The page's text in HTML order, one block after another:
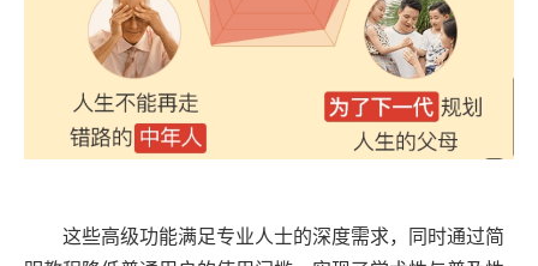
这些高级功能满足专业人士的深度需求，同时通过简